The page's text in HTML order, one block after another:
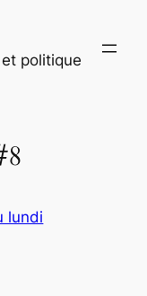
politique
lundi